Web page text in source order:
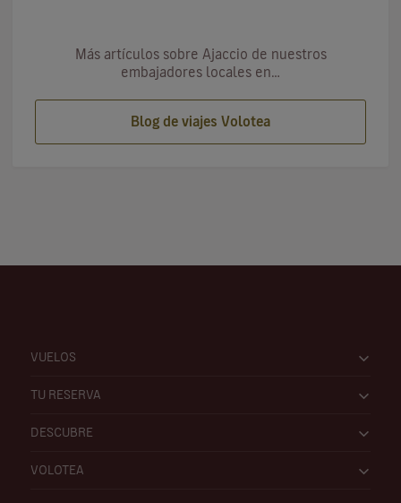
Más artículos sobre Ajaccio de nuestros
embajadores locales en…
Blog de viajes Volotea
VUELOS
TU RESERVA
DESCUBRE
VOLOTEA